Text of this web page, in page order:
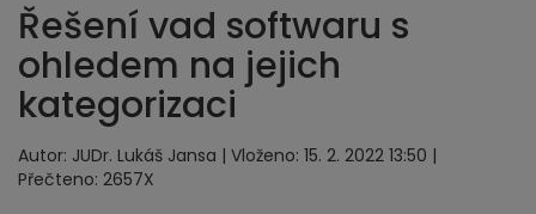
Řešení vad softwaru s
ohledem na jejich
kategorizaci
Autor: JUDr. Lukáš Jansa | Vloženo: 15. 2. 2022 13:50 |
Přečteno: 2657X